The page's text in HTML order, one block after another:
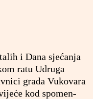
i Dana sjećanja
ratu Udruga
grada Vukovara
kod spomen-